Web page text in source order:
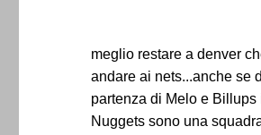
meglio restare a denver
andare ai nets...anche se
partenza di Melo e Billups
Nuggets sono una